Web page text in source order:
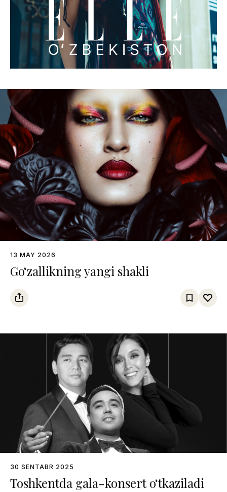
13 MAY 2026
Go‘zallikning yangi shakli
30 SENTABR 2025
Toshkentda gala-konsert o‘tkaziladi